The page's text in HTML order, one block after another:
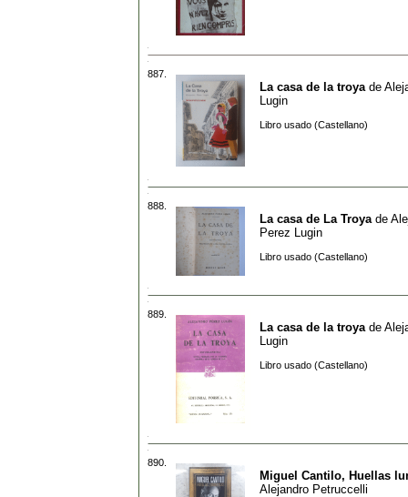
887.
La casa de la troya de
Lugin
Libro usado (Castellano)
888.
La casa de La Troya de
Perez Lugin
Libro usado (Castellano)
889.
La casa de la troya de
Lugin
Libro usado (Castellano)
890.
Miguel Cantilo, Huellas
Alejandro Petruccelli